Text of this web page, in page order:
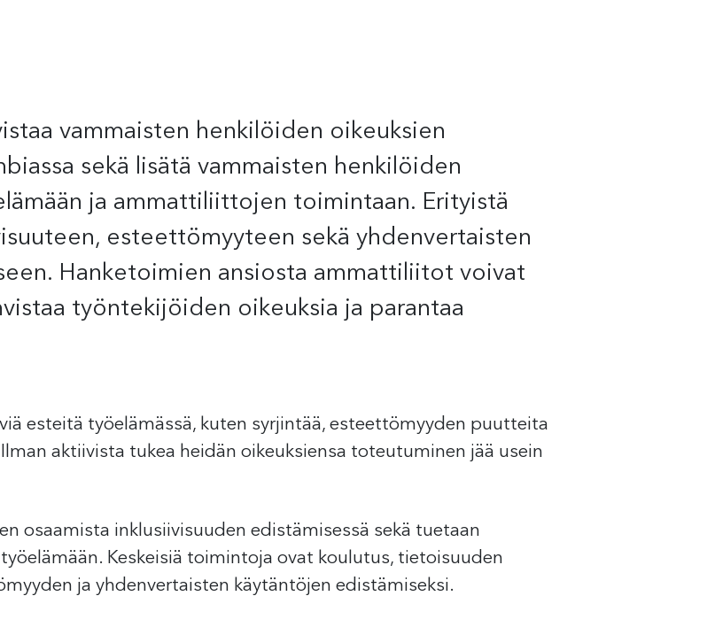
vammaisten henkilöiden oikeuksien
sekä lisätä vammaisten henkilöiden
ja ammattiliittojen toimintaan. Erityistä
esteettömyyteen sekä yhdenvertaisten
Hanketoimien ansiosta ammattiliitot voivat
työntekijöiden oikeuksia ja parantaa
esteitä työelämässä, kuten syrjintää, esteettömyyden puutteita
aktiivista tukea heidän oikeuksiensa toteutuminen jää usein
osaamista inklusiivisuuden edistämisessä sekä tuetaan
Keskeisiä toimintoja ovat koulutus, tietoisuuden
ja yhdenvertaisten käytäntöjen edistämiseksi.